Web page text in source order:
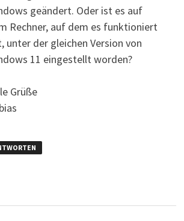
geändert. Oder ist es auf
Rechner, auf dem es funktioniert
unter der gleichen Version von
11 eingestellt worden?
Grüße